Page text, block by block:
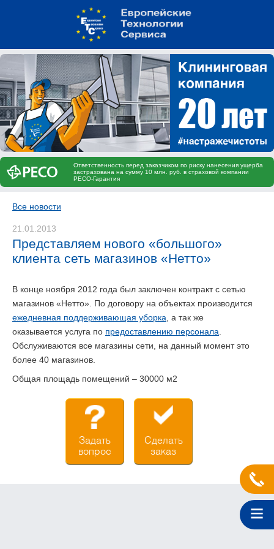
Ответственность перед заказчиком по риску нанесения ущерба
застрахована на сумму 10 млн. руб. в страховой компании
РЕСО-Гарантия
Все новости
21.01.2013
Представляем нового «большого»
клиента сеть магазинов «Нетто»
В конце ноября 2012 года был заключен контракт с сетью
магазинов «Нетто». По договору на объектах производится
ежедневная поддерживающая уборка , а так же
оказывается услуга по предоставлению персонала
Обслуживаются все магазины сети, на данный момент это
более 40 магазинов.
Общая площадь помещений – 30000 м2
Задать
вопрос
Сделать
заказ